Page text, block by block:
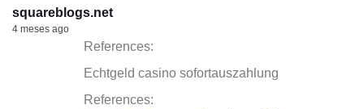
squareblogs.net
4 meses ago
References:
Echtgeld casino sofortauszahlung
References: